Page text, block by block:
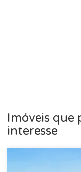
Imóveis que
interesse